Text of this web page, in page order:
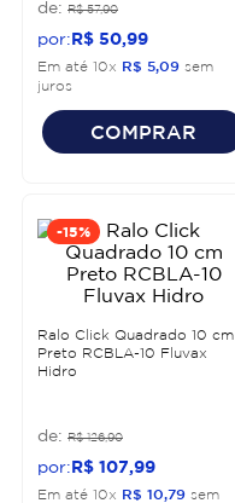
R$ 57,90
R$ 50 99
Em até 10x R$ 5 09 sem
juros
COMPRAR
-15%
Ralo Click Quadrado 10 cm
Preto RCBLA-10 Fluvax
Hidro
R$ 126,90
R$ 107 99
Em até 10x R$ 10 79 sem